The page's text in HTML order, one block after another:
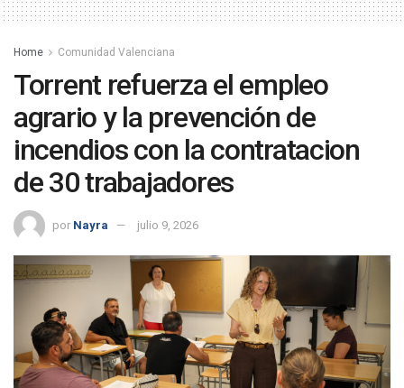
Home Comunidad Valenciana
Torrent refuerza el empleo
agrario y la prevención de
incendios con la contratacion
de 30 trabajadores
por Nayra julio 9, 2026